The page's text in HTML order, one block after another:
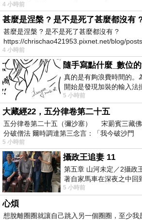
4 小時前
甚麼是涅槃 ? 是不是死了甚麼都沒有
甚麼是涅槃 ? 是不是死了甚麼都沒有 ?
https://chrischao421953.pixnet.net/blog/
4 小時前
隨手寫點什麼_數位
真的是有夠浪費時間的。
開始是發現加裝的輸入法
我打字的速度會從一分鐘
5 小時前
大藏經22，五分律卷第二十五
五分律卷第二十五（彌沙塞） 宋罽賓三藏佛
分破僧法 爾時調達第三念言：「我今破沙門
5 小時前
攝政王追妻 11
第五章 山河未定／2攝政
著自家馬車在深夜之中回
大門上方掛了兩只燃著燭
5 小時前
心煩
想脫離圈圈就讓自己跳入另一個圈圈，至少我